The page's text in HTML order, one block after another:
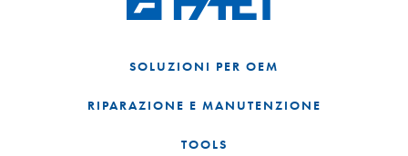
SOLUZIONI PER OEM
RIPARAZIONE E MANUTENZIONE
TOOLS